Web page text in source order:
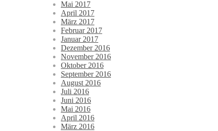
Mai 2017
April 2017
März 2017
Februar 2017
Januar 2017
Dezember 2016
November 2016
Oktober 2016
September 2016
August 2016
Juli 2016
Juni 2016
Mai 2016
April 2016
März 2016